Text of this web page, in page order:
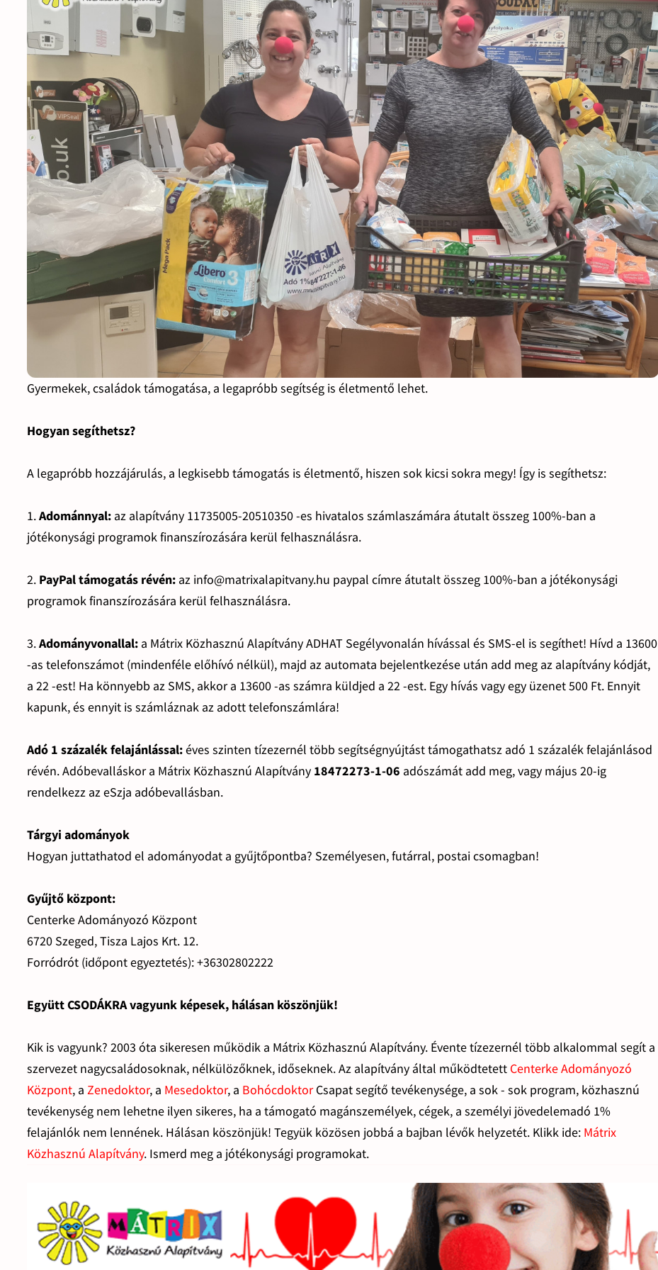
Gyermekek, családok támogatása, a legapróbb segítség is életmentő lehet.
Hogyan segíthetsz?
A legapróbb hozzájárulás, a legkisebb támogatás is életmentő, hiszen sok kicsi sokra megy! Így is segíthetsz:
1.Adománnyal: az alapítvány 11735005-20510350 -es hivatalos számlaszámára átutalt összeg 100%-ban a
jótékonysági programok finanszírozására kerül felhasználásra.
2. PayPal támogatás révén: az info@matrixalapitvany.hu paypal címre átutalt összeg 100%-ban a jótékonysági
programok finanszírozására kerül felhasználásra.
3.Adományvonallal: a Mátrix Közhasznú Alapítvány ADHAT Segélyvonalán hívással és SMS-el is segíthet! Hívd a 13600
-as telefonszámot (mindenféle előhívó nélkül), majd az automata bejelentkezése után add meg az alapítvány kódját,
a 22 -est! Ha könnyebb az SMS, akkor a 13600 -as számra küldjed a 22 -est. Egy hívás vagy egy üzenet 500 Ft. Ennyit
kapunk, és ennyit is számláznak az adott telefonszámlára!
Adó 1 százalék felajánlással:éves szinten tízezernél több segítségnyújtást támogathatsz adó 1 százalék felajánlásod
révén. Adóbevalláskor a Mátrix Közhasznú Alapítvány 18472273-1-06 adószámát add meg, vagy május 20-ig
rendelkezz az eSzja adóbevallásban.
Tárgyi adományok
Hogyan juttathatod el adományodat a gyűjtőpontba? Személyesen, futárral, postai csomagban!
Gyűjtő központ:
Centerke Adományozó Központ
6720 Szeged, Tisza Lajos Krt. 12.
Forródrót (időpont egyeztetés): +36302802222
Együtt CSODÁKRA vagyunk képesek, hálásan köszönjük!
Kik is vagyunk? 2003 óta sikeresen működik a Mátrix Közhasznú Alapítvány. Évente tízezernél több alkalommal segít a
szervezet nagycsaládosoknak, nélkülözőknek, időseknek. Az alapítvány által működtetett Centerke Adományozó
Központ, aZenedoktor, a Mesedoktor, a BohócdoktorCsapat segítő tevékenysége, a sok - sok program, közhasznú
tevékenység nem lehetne ilyen sikeres, ha a támogató magánszemélyek, cégek, a személyi jövedelemadó 1%
felajánlók nem lennének. Hálásan köszönjük! Tegyük közösen jobbá a bajban lévők helyzetét. Klikk ide: Mátrix
Közhasznú Alapítvány. Ismerd meg a jótékonysági programokat.